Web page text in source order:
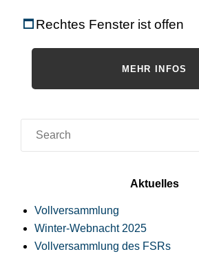
Rechtes Fenster ist offen
MEHR INFOS
Aktuelles
Vollversammlung
Winter-Webnacht 2025
Vollversammlung des FSRs